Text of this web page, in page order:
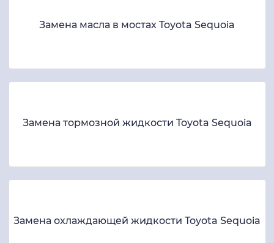
Замена масла в мостах Toyota Sequoia
Замена тормозной жидкости Toyota Sequoia
Замена охлаждающей жидкости Toyota Sequoia